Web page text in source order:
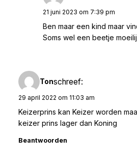
21 juni 2023 om 7:39 pm
Ben maar een kind maar
Soms wel een beetje
Tonschreef:
29 april 2022 om 11:03 am
Keizerprins kan Keizer worden
keizer prins lager dan Koning
Beantwoorden